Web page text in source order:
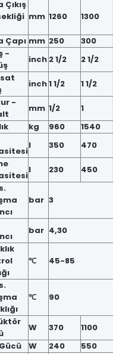
Çıkış
mm 1260 1300
Çapı mm 250 300
-
inch 2 1/2 2 1/2
inch 1 1/2 1 1/2
-
mm 1/2 1
kg 960 1540
l 350 470
l 230 450
bar 3
bar 4,30
℃ 45-85
℃ 90
W 370 1100
W 240
550